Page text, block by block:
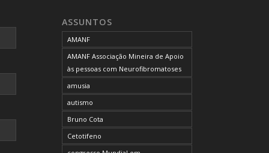
neurofibromatose do tipo 2
neurofibromatoses
OCUPAÇÃO DO BLOG
onde tratar
problemas comportamentais
reunião mensal da AMANF
ASSUNTOS
AMANF
AMANF Associação Mineira de Apoio
às pessoas com Neurofibromatoses
amusia
autismo
Bruno Cota
Cetotifeno